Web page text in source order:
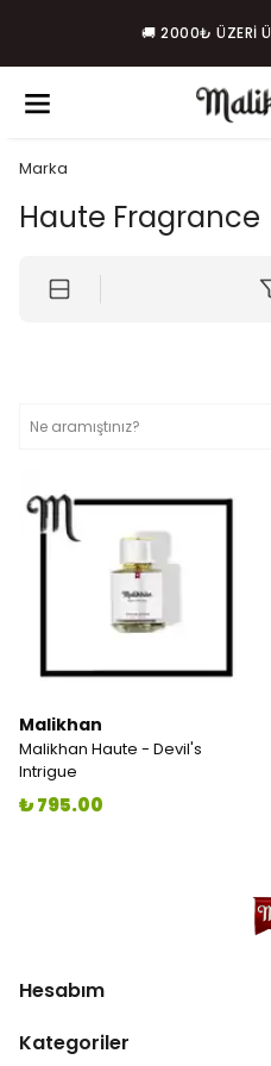
🚚 2000₺ ÜZERI
Marka
Haute Fragrance
Malikhan
Malikhan Haute - Devil's
Intrigue
₺ 795.00
Hesabım
Kategoriler